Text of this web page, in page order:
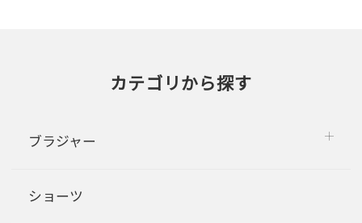
カテゴリから探す
ブラジャー
ショーツ